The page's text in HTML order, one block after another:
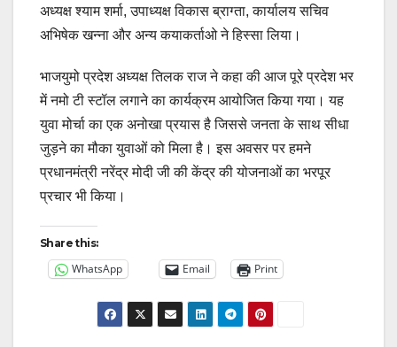
अध्यक्ष श्याम शर्मा, उपाध्यक्ष विकास ब्राग्ता, कार्यालय सचिव
अभिषेक खन्ना और अन्य कयाकर्ताओ ने हिस्सा लिया।
भाजयुमो प्रदेश अध्यक्ष तिलक राज ने कहा की आज पूरे प्रदेश भर
में नमो टी स्टॉल लगाने का कार्यक्रम आयोजित किया गया। यह
युवा मोर्चा का एक अनोखा प्रयास है जिससे जनता के साथ सीधा
जुड़ने का मौका युवाओं को मिला है। इस अवसर पर हमने
प्रधानमंत्री नरेंद्र मोदी जी की केंद्र की योजनाओं का भरपूर
प्रचार भी किया।
Share this:
WhatsApp Email Print